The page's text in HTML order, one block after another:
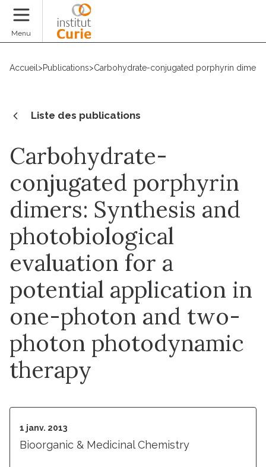
Menu
Accueil >Publications>Carbohydrate-conjugated porphyrin
Liste des publications
Carbohydrate-
conjugated porphyrin
dimers: Synthesis and
photobiological
evaluation for a
potential application in
one-photon and two-
photon photodynamic
therapy
1 janv. 2013
Bioorganic & Medicinal Chemistry